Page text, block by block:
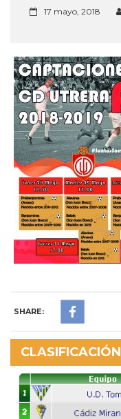
17 mayo, 2018
SHARE:
CLASIFICACIÓN